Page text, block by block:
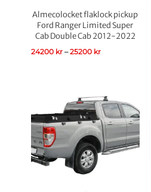
Almecolocket flaklock pickup
Ford Ranger Limited Super
Cab Double Cab 2012-2022
24200 kr – 25200 kr
till
25200 kr